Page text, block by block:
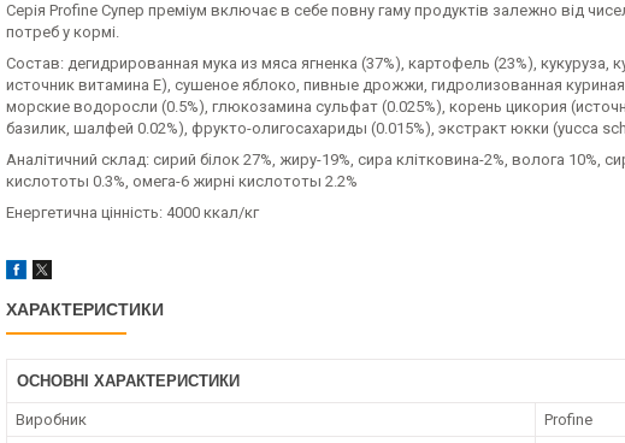
Серія Profine Супер преміум включає в себе повну гаму продуктів залежно від
потреб у кормі.
Состав: дегидрированная мука из мяса ягненка (37%), картофель (23%),
источник витамина Е), сушеное яблоко, пивные дрожжи, гидролизованная
морские водоросли (0.5%), глюкозамина сульфат (0.025%), корень цикория
базилик, шалфей 0.02%), фрукто-олигосахариды (0.015%), экстракт юкки (yucca
Аналітичний склад: сирий білок 27%, жиру-19%, сира клітковина-2%, волога 10%,
кислототы 0.3%, омега-6 жирні кислототы 2.2%
Енергетична цінність: 4000 ккал/кг
ХАРАКТЕРИСТИКИ
ОСНОВНІ ХАРАКТЕРИСТИКИ
Виробник
Profine